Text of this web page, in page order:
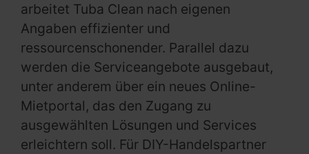
arbeitet Tuba Clean nach eigenen
Angaben effizienter und
ressourcenschonender. Parallel dazu
werden die Serviceangebote ausgebaut,
unter anderem über ein neues Online-
Mietportal, das den Zugang zu
ausgewählten Lösungen und Services
erleichtern soll. Für DIY-Handelspartner